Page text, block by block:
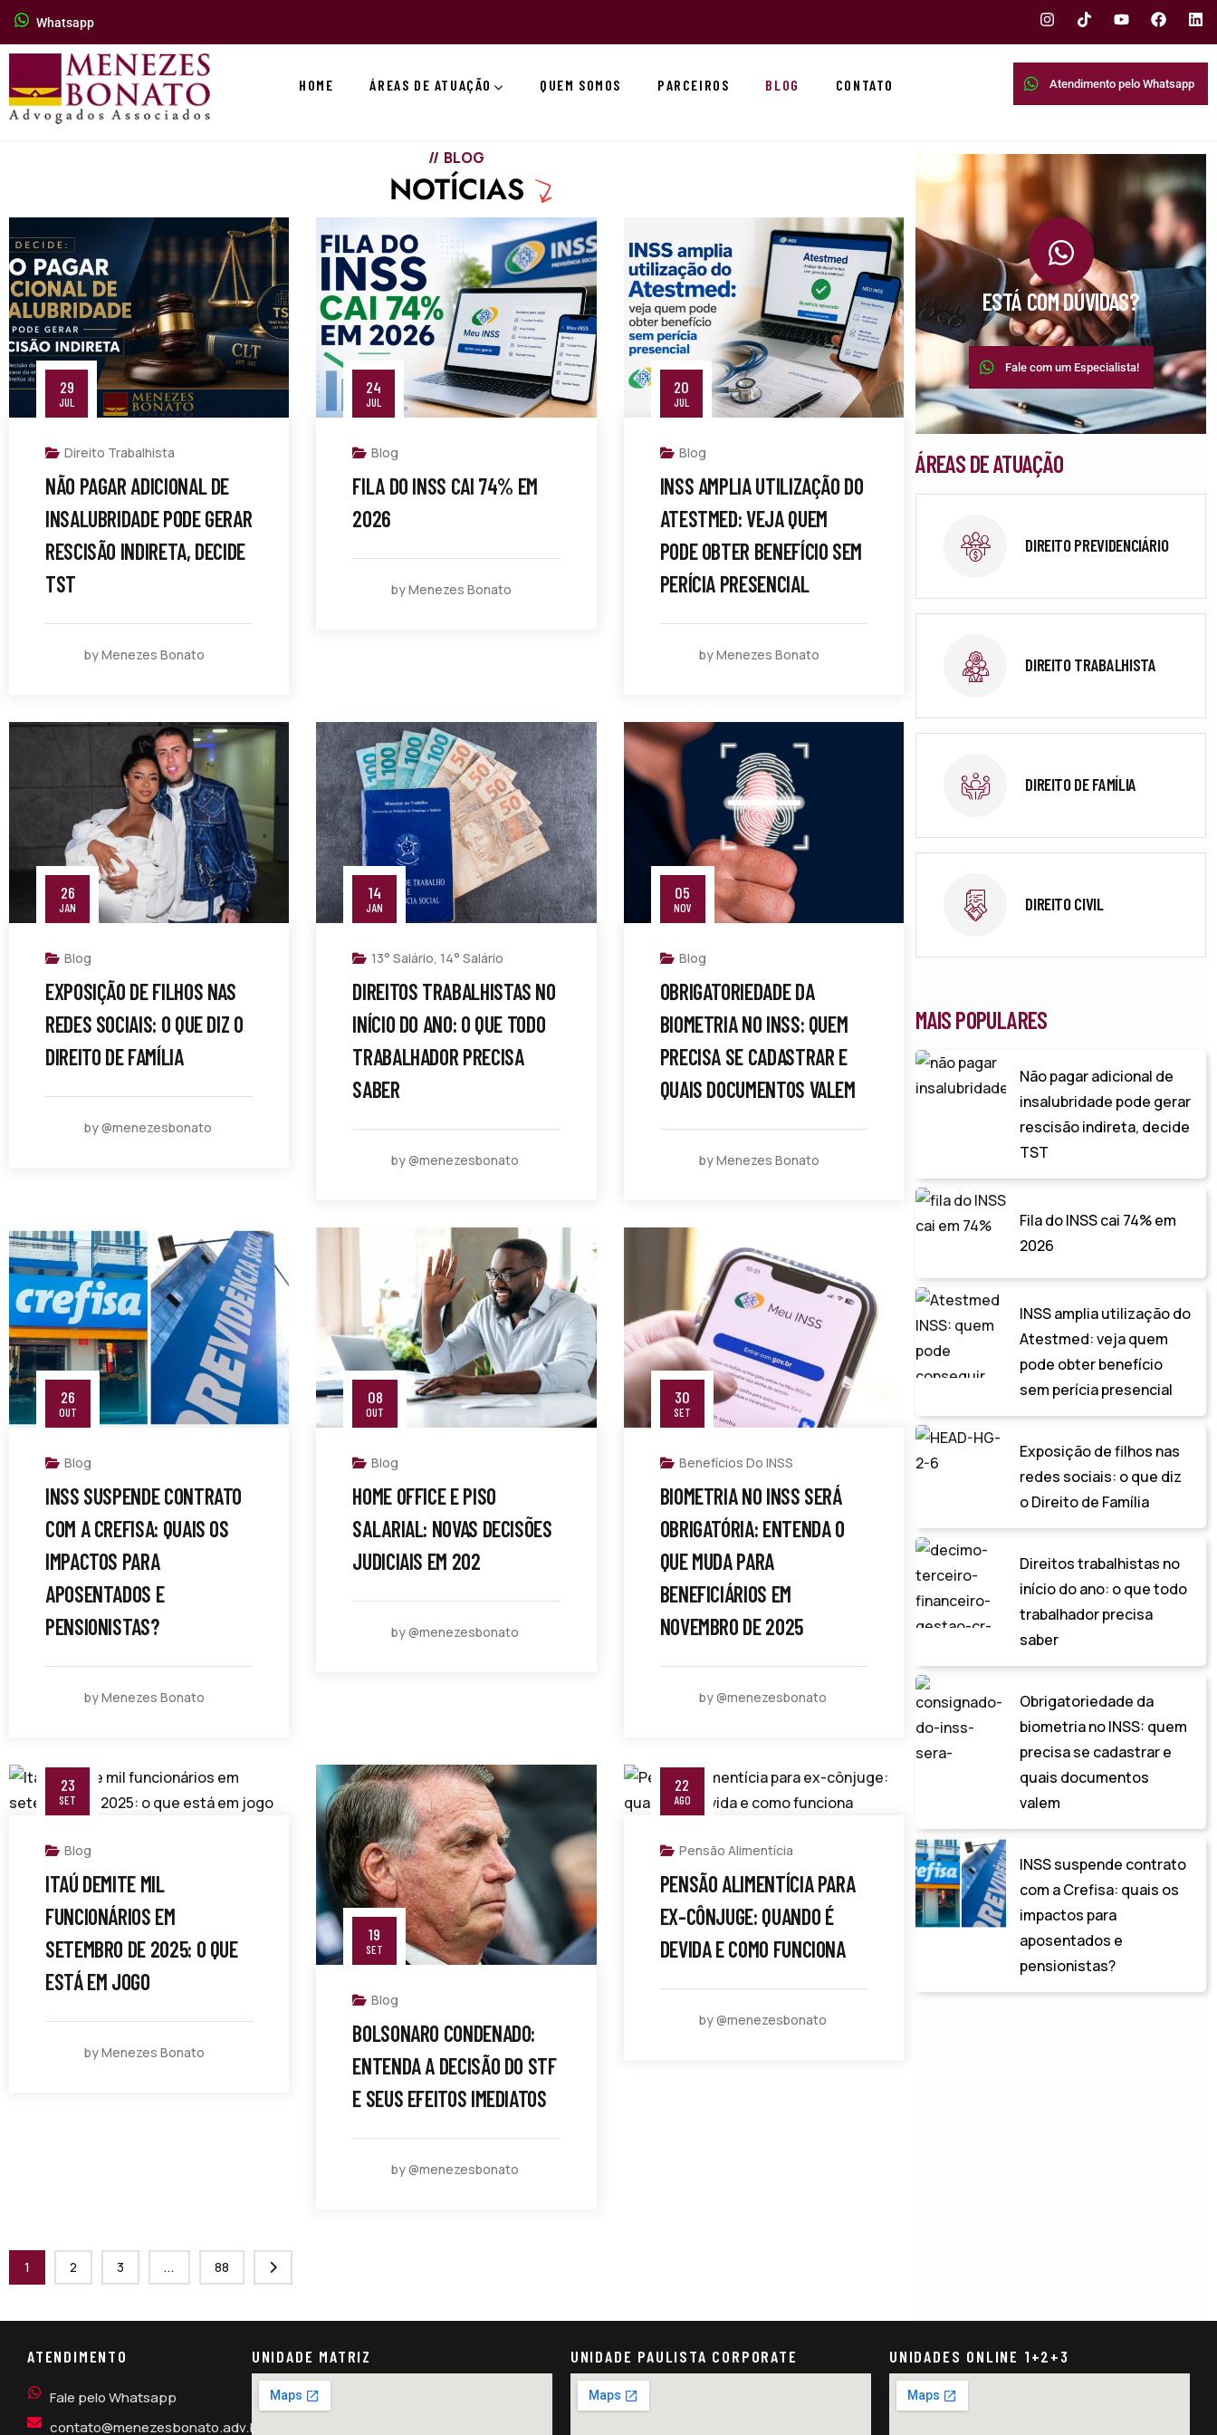
Whatsapp
HOME ÁREAS DE ATUAÇÃO QUEM SOMOS PARCEIROS BLOG CONTATO Atendimento pelo Whatsapp
BLOG
NOTÍCIAS
29
JUL
Direito Trabalhista
NÃO PAGAR ADICIONAL DE
INSALUBRIDADE PODE GERAR
RESCISÃO INDIRETA, DECIDE
TST
by Menezes Bonato
24
JUL
Blog
FILA DO INSS CAI 74% EM
2026
by Menezes Bonato
20
JUL
Blog
INSS AMPLIA UTILIZAÇÃO DO
ATESTMED: VEJA QUEM
PODE OBTER BENEFÍCIO SEM
PERÍCIA PRESENCIAL
by Menezes Bonato
26
JAN
Blog
EXPOSIÇÃO DE FILHOS NAS
REDES SOCIAIS: O QUE DIZ O
DIREITO DE FAMÍLIA
by @menezesbonato
14
JAN
13° Salário,14° Salário
DIREITOS TRABALHISTAS NO
INÍCIO DO ANO: O QUE TODO
TRABALHADOR PRECISA
SABER
by @menezesbonato
05
NOV
Blog
OBRIGATORIEDADE DA
BIOMETRIA NO INSS: QUEM
PRECISA SE CADASTRAR E
QUAIS DOCUMENTOS VALEM
by Menezes Bonato
26
OUT
Blog
INSS SUSPENDE CONTRATO
COM A CREFISA: QUAIS OS
IMPACTOS PARA
APOSENTADOS E
PENSIONISTAS?
by Menezes Bonato
08
OUT
Blog
HOME OFFICE E PISO
SALARIAL: NOVAS DECISÕES
JUDICIAIS EM 202
by @menezesbonato
30
SET
Benefícios Do INSS
BIOMETRIA NO INSS SERÁ
OBRIGATÓRIA: ENTENDA O
QUE MUDA PARA
BENEFICIÁRIOS EM
NOVEMBRO DE 2025
by @menezesbonato
23
SET
Blog
ITAÚ DEMITE MIL
FUNCIONÁRIOS EM
SETEMBRO DE 2025: O QUE
ESTÁ EM JOGO
by Menezes Bonato
19
SET
Blog
BOLSONARO CONDENADO:
ENTENDA A DECISÃO DO STF
E SEUS EFEITOS IMEDIATOS
by @menezesbonato
22
AGO
Pensão Alimentícia
PENSÃO ALIMENTÍCIA PARA
EX-CÔNJUGE: QUANDO É
DEVIDA E COMO FUNCIONA
by @menezesbonato
1 2 3 ... 88
ESTÁ COM DÚVIDAS?
Fale com um Especialista!
ÁREAS DE ATUAÇÃO
DIREITO PREVIDENCIÁRIO
DIREITO TRABALHISTA
DIREITO DE FAMÍLIA
DIREITO CIVIL
MAIS POPULARES
Não pagar adicional de
insalubridade pode gerar
rescisão indireta, decide
TST
Fila do INSS cai 74% em
2026
INSS amplia utilização do
Atestmed: veja quem
pode obter benefício
sem perícia presencial
Exposição de filhos nas
redes sociais: o que diz
o Direito de Família
Direitos trabalhistas no
início do ano: o que todo
trabalhador precisa
saber
Obrigatoriedade da
biometria no INSS: quem
precisa se cadastrar e
quais documentos
valem
INSS suspende contrato
com a Crefisa: quais os
impactos para
aposentados e
pensionistas?
ATENDIMENTO
Fale pelo Whatsapp
contato@menezesbonato.adv.br
UNIDADE MATRIZ UNIDADE PAULISTA CORPORATE UNIDADES ONLINE 1+2+3